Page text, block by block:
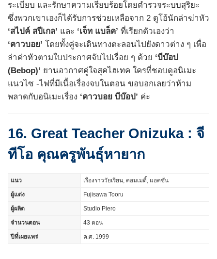
ระเบียบ และรักษาความเรียบร้อยโดยตำรวจระบบสุริยะ
ซึ่งพวกเขาเองก็ได้รับการช่วยเหลือจาก 2 ดูโอ้นักล่าฆ่าหัว
‘สไปค์ สปีเกล’ และ ‘เจ็ท แบล็ค’ ที่เรียกตัวเองว่า
‘คาวบอย’ โดยทั้งคู่จะเดินทางตะลอนไปยังดาวต่าง ๆ เพื่อ
ล่าค่าหัวตามใบประกาศจับไปเรื่อย ๆ ด้วย ‘บีบ๊อป
(Bebop)’ ยานอวกาศคู่ใจสุคไฮเทค ใครที่ชอบดูอนิเมะ
แนวไซ -ไฟที่มีเนื้อเรื่องจบในตอน ขอบอกเลยว่าห้าม
พลาดกับอนิเมะเรื่อง ‘คาวบอย บีบ๊อป’ ค่ะ
16. Great Teacher Onizuka : จี
ทีโอ คุณครูพันธุ์หายาก
แนว เรื่องราววัยเรียน, คอมเมดี้, แอคชั่น
ผู้แต่ง Fujisawa Tooru
ผู้ผลิต Studio Piero
จำนวนตอน 43 ตอน
ปีที่เผยแพร่ ค.ศ. 1999